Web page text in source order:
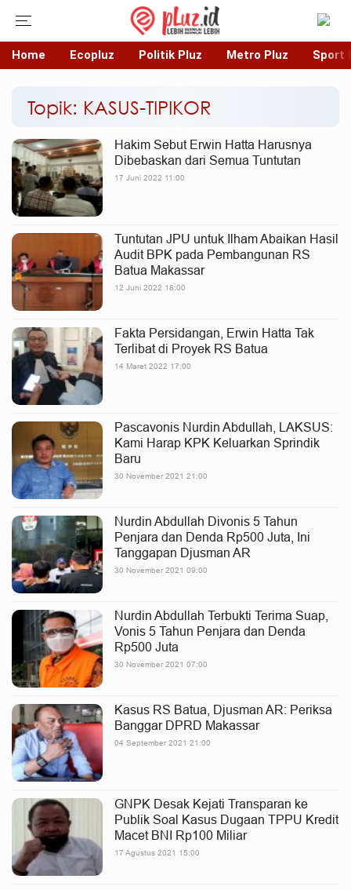
Home Ecopluz Politik Pluz Metro Pluz Sport
Topik: KASUS-TIPIKOR
Hakim Sebut Erwin Hatta Harusnya
Dibebaskan dari Semua Tuntutan
17 Juni 2022 11:00
Tuntutan JPU untuk Ilham Abaikan Hasil
Audit BPK pada Pembangunan RS
Batua Makassar
12 Juni 2022 18:00
Fakta Persidangan, Erwin Hatta Tak
Terlibat di Proyek RS Batua
14 Maret 2022 17:00
Pascavonis Nurdin Abdullah, LAKSUS:
Kami Harap KPK Keluarkan Sprindik
Baru
30 November 2021 21:00
Nurdin Abdullah Divonis 5 Tahun
Penjara dan Denda Rp500 Juta, Ini
Tanggapan Djusman AR
30 November 2021 09:00
Nurdin Abdullah Terbukti Terima Suap,
Vonis 5 Tahun Penjara dan Denda
Rp500 Juta
30 November 2021 07:00
Kasus RS Batua, Djusman AR: Periksa
Banggar DPRD Makassar
04 September 2021 21:00
GNPK Desak Kejati Transparan ke
Publik Soal Kasus Dugaan TPPU Kredit
Macet BNI Rp100 Miliar
17 Agustus 2021 15:00